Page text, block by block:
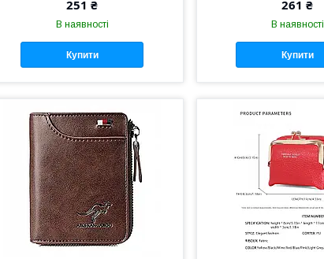
251 ₴
В наявності
Купити
261 ₴
В наявності
Купити